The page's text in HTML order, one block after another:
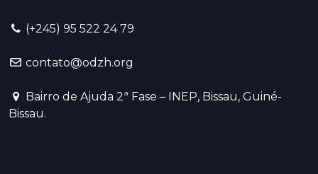
(+245) 95 522 24 79
contato@odzh.org
Bairro de Ajuda 2ª Fase – INEP, Bissau, Guiné-
Bissau.